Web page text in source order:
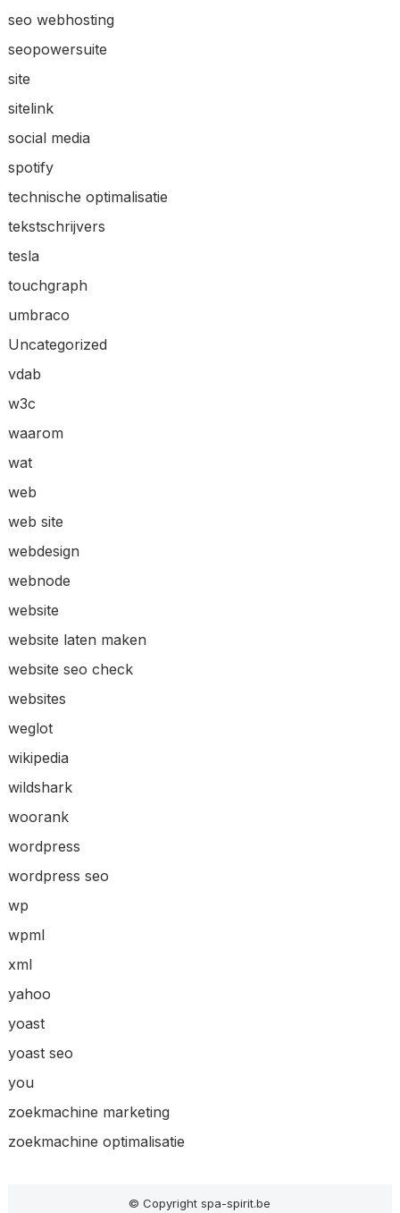
seo webhosting
seopowersuite
site
sitelink
social media
spotify
technische optimalisatie
tekstschrijvers
tesla
touchgraph
umbraco
Uncategorized
vdab
w3c
waarom
wat
web
web site
webdesign
webnode
website
website laten maken
website seo check
websites
weglot
wikipedia
wildshark
woorank
wordpress
wordpress seo
wp
wpml
xml
yahoo
yoast
yoast seo
you
zoekmachine marketing
zoekmachine optimalisatie
© Copyright spa-spirit.be